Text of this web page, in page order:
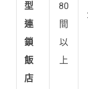
型
連
鎖
飯
店
80
間
以
上